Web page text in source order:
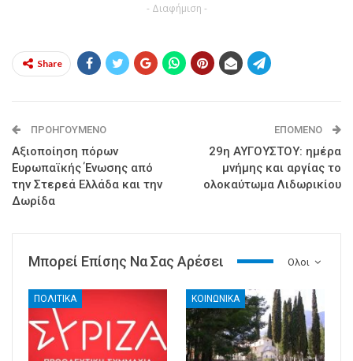
- Διαφήμιση -
Share
ΠΡΟΗΓΟΎΜΕΝΟ
Αξιοποίηση πόρων
Ευρωπαϊκής Ένωσης από
την Στερεά Ελλάδα και την
Δωρίδα
ΕΠΌΜΕΝΟ
29η ΑΥΓΟΥΣΤΟΥ: ημέρα
μνήμης και αργίας το
ολοκαύτωμα Λιδωρικίου
Ολοι
Μπορεί Επίσης Να Σας Αρέσει
ΠΟΛΙΤΙΚΑ ΚΟΙΝΩΝΙΚΑ